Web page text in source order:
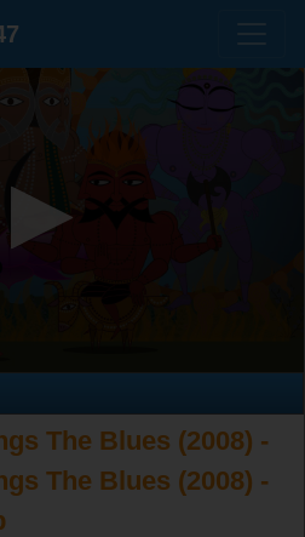
The Blues (2008) -
The Blues (2008) -